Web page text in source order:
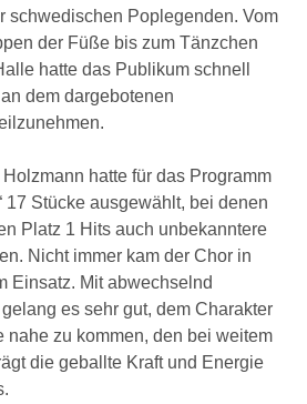
schwedischen Poplegenden. Vom
der Füße bis zum Tänzchen
hatte das Publikum schnell
dem dargebotenen
hatte für das Programm
17 Stücke ausgewählt, bei denen
Platz 1 Hits auch unbekanntere
Nicht immer kam der Chor in
Einsatz. Mit abwechselnd
es sehr gut, dem Charakter
nahe zu kommen, den bei weitem
die geballte Kraft und Energie